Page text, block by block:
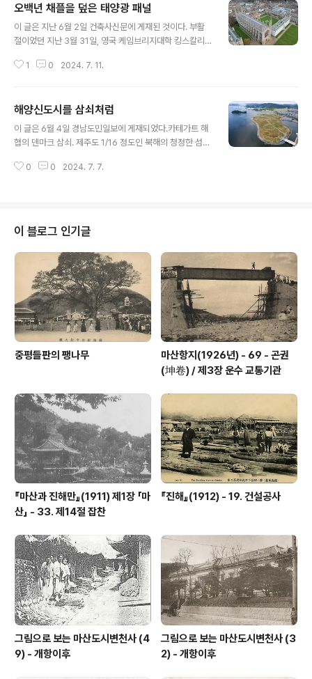
소가 검출된 것은 공기 중 녹조 에어로졸이 코를 통해 인체
에 흡입되었다는 의미다. 녹조 독은 낙동강 물로 재배한 쌀,
무, 배추에서도 검출되었다. 심지어 낙동강으로부터 3.7
강 물을 사용하는 수돗물의 녹조 독은 미국 캘리포니아 수
오백년 채플을 덮은 태양광 패널
이 글은 지난 6월 2일 건축사신문에 게재된 것이다. 부활
절이었던 지난 3월 31일, 영국 케임브리지대학 킹스칼리
뉴욕타임스, 블룸버그통신 등 세계적인 언론들이 이 사실
절대군주 헨리8세 때 지은 최고의 건축물이다. 당시대 유
럽의 최고건축이라 해서 ‘고딕의 꽃’이라고도 불린다. 매년
크리스마스이브에 BBC가 케임브리지 킹스칼리지 합창단
우리로 치면 경복궁 지붕을 태양광 패널로 덮었다는 말이
1 0 2024. 7. 11.
해양신도시를 삼쇠처럼
이 글은 6월 4일 경남도민일보에 게재되었다.카테가트 해
협의 덴마크 삼쇠. 제주도 1/16 정도인 북해의 청정한 섬이
딸기가 유명하고 현재 4천여 명이 거주하고 있다. 크지 않
너스인 탄소네거티브까지 달성했다. 이런 삼쇠를 덴마크
사람들은 '기적의 섬' ‘동화 속의 섬’이라 부른다. 삼쇠섬이
올보르대학과 에너지 자립계획을 세운 것은 1997년이었
다. 덴마크 정부의 재생에너지 아이디어경진대회에 채택되
면서 시작되었다. 에너지 자립을 달성한 것은 시작 8년 후
인 2005년이었다. 주민들의 자발..
0 0 2024. 7. 7.
이 블로그 인기글
중평들판의 팽나무
마산항지(1926년) - 69 - 곤권
(坤卷) / 제3장 운수 교통기관
『마산과 진해만』(1911) 제1장 「마
산」 - 33. 제14절 잡찬
『진해』(1912) - 19. 건설공사
그림으로 보는 마산도시변천사 (4
9) - 개항이후
그림으로 보는 마산도시변천사 (3
2) - 개항이후